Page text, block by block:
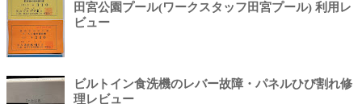
田宮公園プール(ワークスタッフ田宮プール) 利用レ
ビュー
ビルトイン食洗機のレバー故障・パネルひび割れ修
理レビュー